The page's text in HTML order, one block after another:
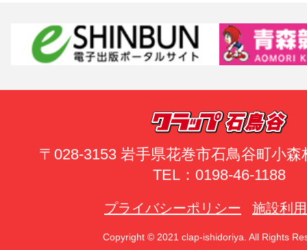
〒028-3153 岩手県花巻市石鳥谷町小森
TEL：0198-46-1188
プライバシーポリシー 施設利
Copyright © 2021 clap-ishidoriya. All Rights